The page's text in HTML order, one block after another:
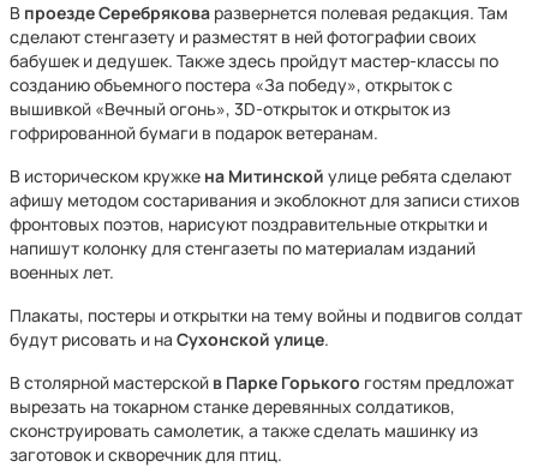
В проезде Серебрякова развернется полевая редакция. Там
сделают стенгазету и разместят в ней фотографии своих
бабушек и дедушек. Также здесь пройдут мастер-классы по
созданию объемного постера «За победу», открыток с
вышивкой «Вечный огонь», 3D-открыток и открыток из
гофрированной бумаги в подарок ветеранам.
В историческом кружке на Митинской улице ребята сделают
афишу методом состаривания и экоблокнот для записи стихов
фронтовых поэтов, нарисуют поздравительные открытки и
напишут колонку для стенгазеты по материалам изданий
военных лет.
Плакаты, постеры и открытки на тему войны и подвигов солдат
будут рисовать и на Сухонской улице.
В столярной мастерской в Парке Горького гостям предложат
вырезать на токарном станке деревянных солдатиков,
сконструировать самолетик, а также сделать машинку из
заготовок и скворечник для птиц.